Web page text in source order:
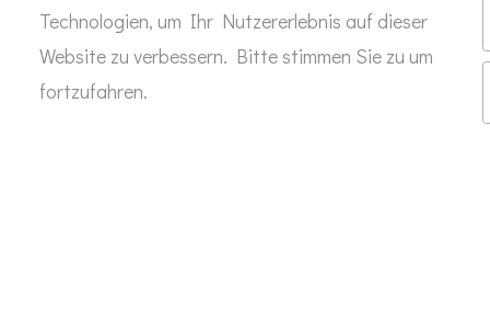
360TIES BACKDROP DÜRR DENTAL IN
BIETIGHEIM-BISSINGEN
Technologien, um Ihr Nutzererlebnis auf dieser
Website zu verbessern. Bitte stimmen Sie zu um
fortzufahren.